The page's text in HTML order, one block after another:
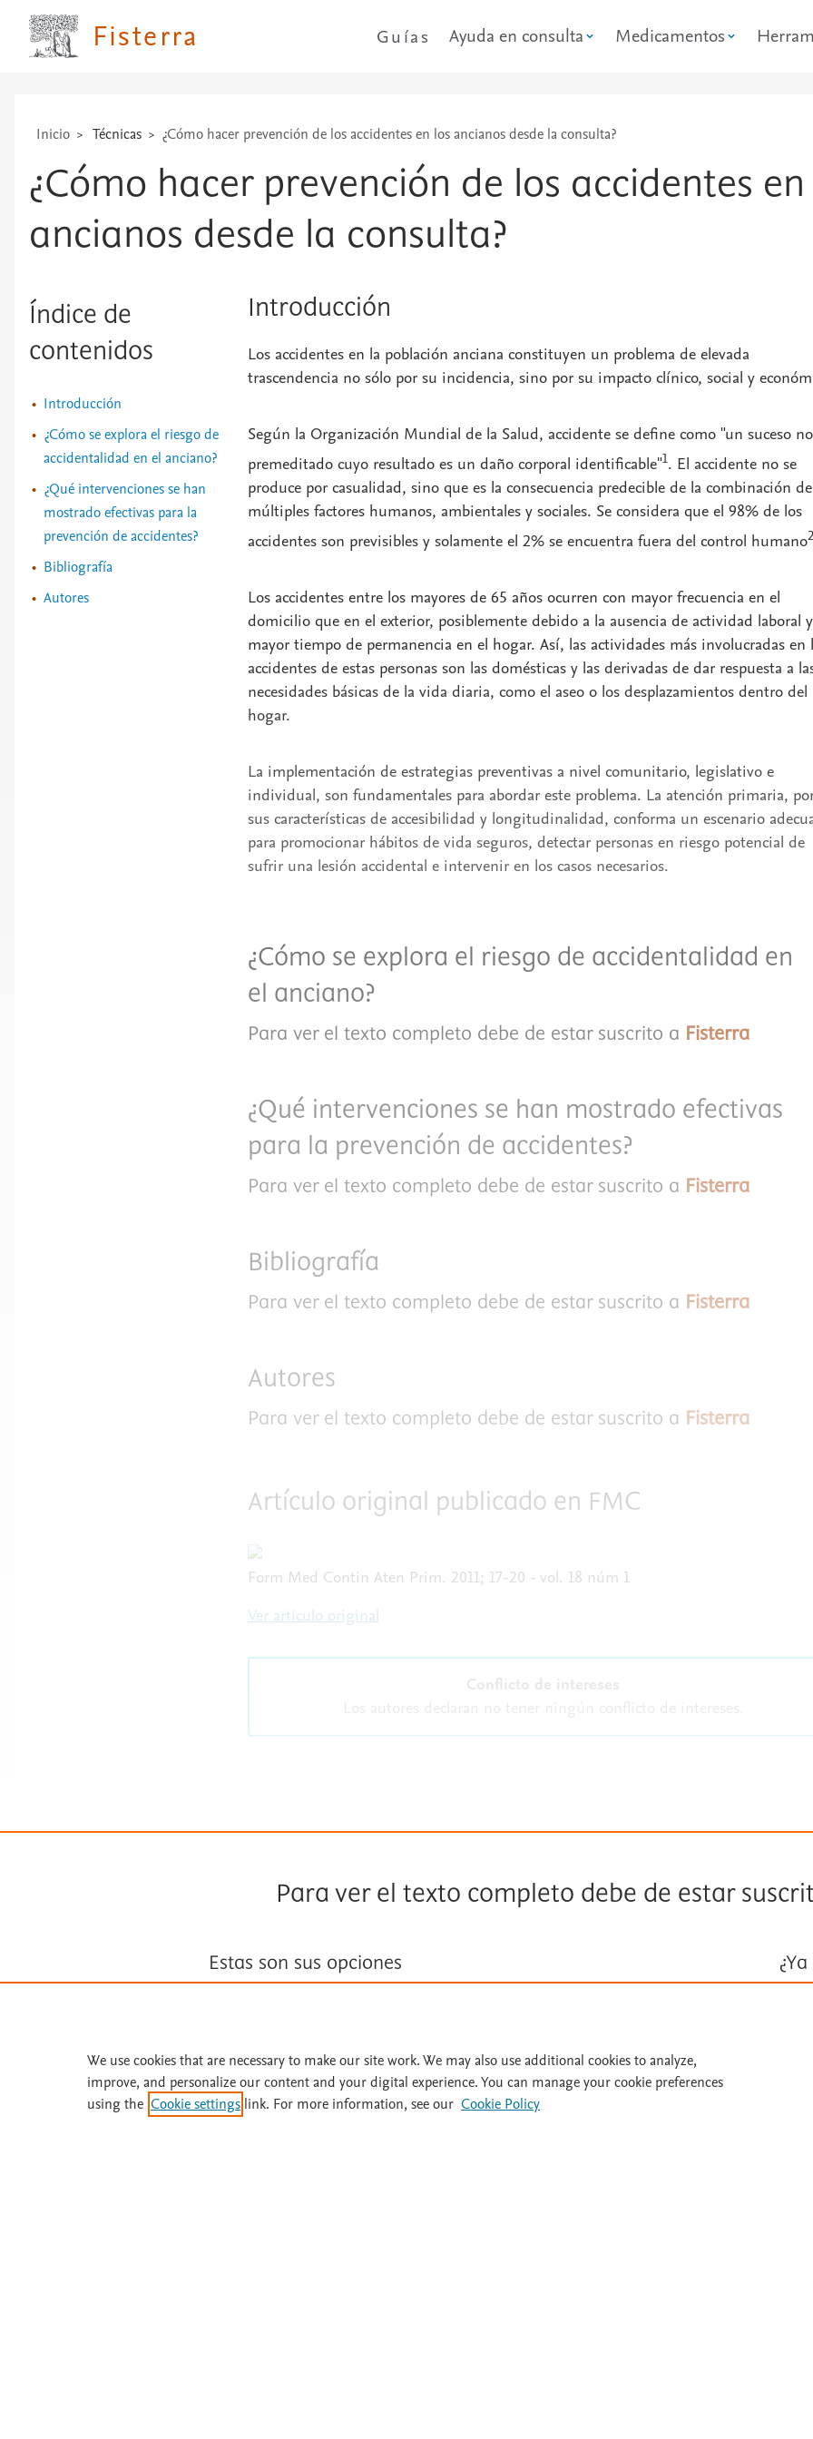
Fisterra Guías Ayuda en consulta Medicamentos
Inicio Técnicas ¿Cómo hacer prevención de los accidentes en los ancianos desde la consulta?
¿Cómo hacer prevención de los accidentes en
ancianos desde la consulta?
Índice de
contenidos
Introducción
¿Cómo se explora el riesgo de
accidentalidad en el anciano?
¿Qué intervenciones se han
mostrado efectivas para la
prevención de accidentes?
Bibliografía
Autores
Introducción
Los accidentes en la población anciana constituyen un problema de elevada
trascendencia no sólo por su incidencia, sino por su impacto clínico, social y
Según la Organización Mundial de la Salud, accidente se define como "un suceso no
premeditado cuyo resultado es un daño corporal identificable"1. El accidente no se
produce por casualidad, sino que es la consecuencia predecible de la combinación de
múltiples factores humanos, ambientales y sociales. Se considera que el 98% de los
accidentes son previsibles y solamente el 2% se encuentra fuera del control humano
Los accidentes entre los mayores de 65 años ocurren con mayor frecuencia en el
domicilio que en el exterior, posiblemente debido a la ausencia de actividad laboral
mayor tiempo de permanencia en el hogar. Así, las actividades más involucradas en
accidentes de estas personas son las domésticas y las derivadas de dar respuesta a
necesidades básicas de la vida diaria, como el aseo o los desplazamientos dentro del
hogar.
La implementación de estrategias preventivas a nivel comunitario, legislativo e
individual, son fundamentales para abordar este problema. La atención primaria,
sus características de accesibilidad y longitudinalidad, conforma un escenario
para promocionar hábitos de vida seguros, detectar personas en riesgo potencial de
sufrir una lesión accidental e intervenir en los casos necesarios.
¿Cómo se explora el riesgo de accidentalidad en
el anciano?
Para ver el texto completo debe de estar suscrito a Fisterra
¿Qué intervenciones se han mostrado efectivas
para la prevención de accidentes?
Para ver el texto completo debe de estar suscrito a Fisterra
Bibliografía
Para ver el texto completo debe de estar suscrito a Fisterra
Autores
Para ver el texto completo debe de estar suscrito a Fisterra
Artículo original publicado en FMC
Form Med Contin Aten Prim. 2011; 17-20 - vol. 18 núm 1
Ver artículo original
Para ver el texto completo debe de estar
Estas son sus opciones
Solicite una prueba gratuita
We use cookies that are necessary to make our site work. We may also use additional cookies to analyze,
improve, and personalize our content and your digital experience. You can manage your cookie preferences
using the Cookie settings link. For more information, see our Cookie Policy